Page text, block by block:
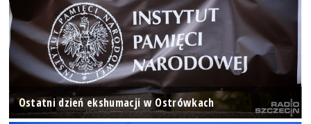
Ostatni dzień ekshumacji w Ostrówkach